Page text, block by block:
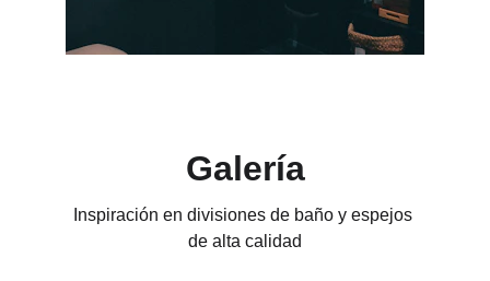
Galería
Inspiración en divisiones de baño y espejos
de alta calidad